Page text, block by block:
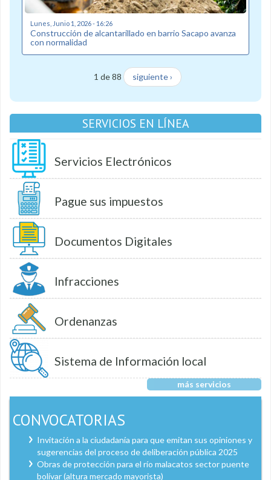
Lunes, Junio 1, 2026 - 16:26
Construcción de alcantarillado en barrio Sacapo avanza
con normalidad
1 de 88 siguiente ›
SERVICIOS EN LÍNEA
Servicios Electrónicos
Pague sus impuestos
Documentos Digitales
Infracciones
Ordenanzas
Sistema de Información local
más servicios
CONVOCATORIAS
Invitación a la ciudadanía para que emitan sus opiniones y
sugerencias del proceso de deliberación pública 2025
Obras de protección para el río malacatos sector puente
bolívar (altura mercado mayorista)